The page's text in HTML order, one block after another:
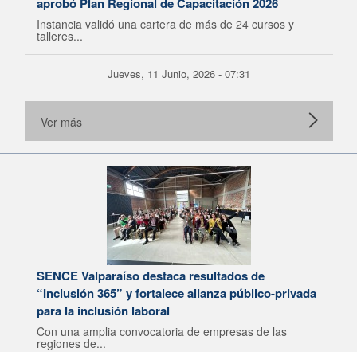
Instancia validó una cartera de más de 24 cursos y
talleres...
Jueves, 11 Junio, 2026 - 07:31
Ver más
SENCE Valparaíso destaca resultados de
“Inclusión 365” y fortalece alianza público-privada
para la inclusión laboral
Con una amplia convocatoria de empresas de las
regiones de...